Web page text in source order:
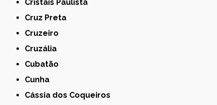
Cristais Paulista
Cruz Preta
Cruzeiro
Cruzália
Cubatão
Cunha
Cássia dos Coqueiros